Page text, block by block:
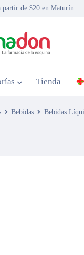
partir de $20 en Maturín
Tienda
Bebidas Bebidas